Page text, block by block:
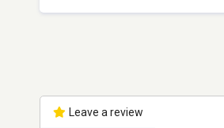
Leave a review